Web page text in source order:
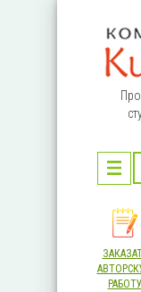
РАБОТУ